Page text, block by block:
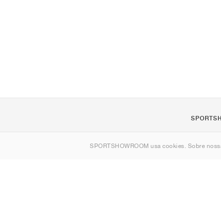
SPORTSHOWROOM usa cookies. Sobre
Contato